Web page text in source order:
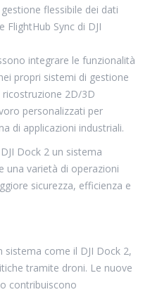
flessibile dei dati
Sync di DJI
integrare le funzionalità
propri sistemi di gestione
2D/3D
personalizzati per
di applicazioni industriali.
Dock 2 un sistema
una varietà di operazioni
sicurezza, efficienza e
come il DJI Dock 2,
tramite droni. Le nuove
contribuiscono